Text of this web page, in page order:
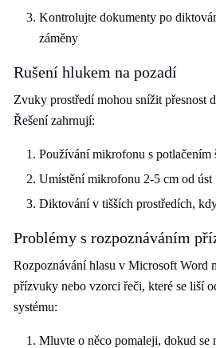
Kontrolujte dokumenty po
záměny
Rušení hlukem na pozadí
Zvuky prostředí mohou snížit přesnost
Řešení zahrnují:
Používání mikrofonu s potlačením
Umístění mikrofonu 2-5 cm od úst
Diktování v tišších prostředích,
Problémy s rozpoznáváním
Rozpoznávání hlasu v Microsoft Word
přízvuky nebo vzorci řeči, které se liší
systému:
Mluvte o něco pomaleji, dokud se